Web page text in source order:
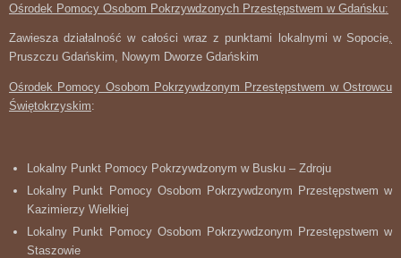
Ośrodek Pomocy Osobom Pokrzywdzonych Przestępstwem w Gdańsku:
Zawiesza działalność w całości wraz z punktami lokalnymi w Sopocie,
Pruszczu Gdańskim, Nowym Dworze Gdańskim
Ośrodek Pomocy Osobom Pokrzywdzonym Przestępstwem w Ostrowcu
Świętokrzyskim:
Lokalny Punkt Pomocy Pokrzywdzonym w Busku – Zdroju
Lokalny Punkt Pomocy Osobom Pokrzywdzonym Przestępstwem w
Kazimierzy Wielkiej
Lokalny Punkt Pomocy Osobom Pokrzywdzonym Przestępstwem w
Staszowie